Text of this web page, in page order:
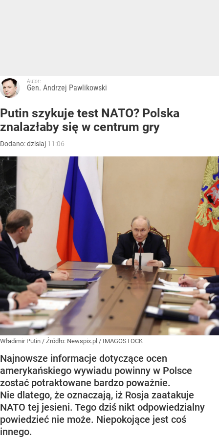
Autor:
Gen. Andrzej Pawlikowski
Putin szykuje test NATO? Polska
znalazłaby się w centrum gry
Dodano:dzisiaj 11:06
Władimir Putin / Źródło: Newspix.pl / IMAGOSTOCK
Najnowsze informacje dotyczące ocen
amerykańskiego wywiadu powinny w Polsce
zostać potraktowane bardzo poważnie.
Nie dlatego, że oznaczają, iż Rosja zaatakuje
NATO tej jesieni. Tego dziś nikt odpowiedzialny
powiedzieć nie może. Niepokojące jest coś
innego.